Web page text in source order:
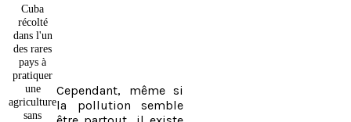
Cuba
récolté
dans l'un
des rares
pays à
pratiquer
une
agriculture
sans
​Cependant, même si
la pollution semble